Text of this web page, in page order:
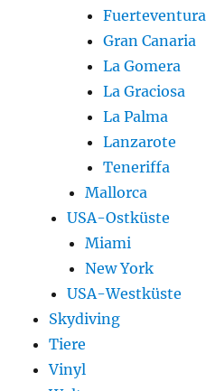
Fuerteventura
Gran Canaria
La Gomera
La Graciosa
La Palma
Lanzarote
Teneriffa
Mallorca
USA-Ostküste
Miami
New York
USA-Westküste
Skydiving
Tiere
Vinyl